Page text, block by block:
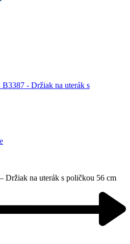
na uterák s poličkou 56 cm